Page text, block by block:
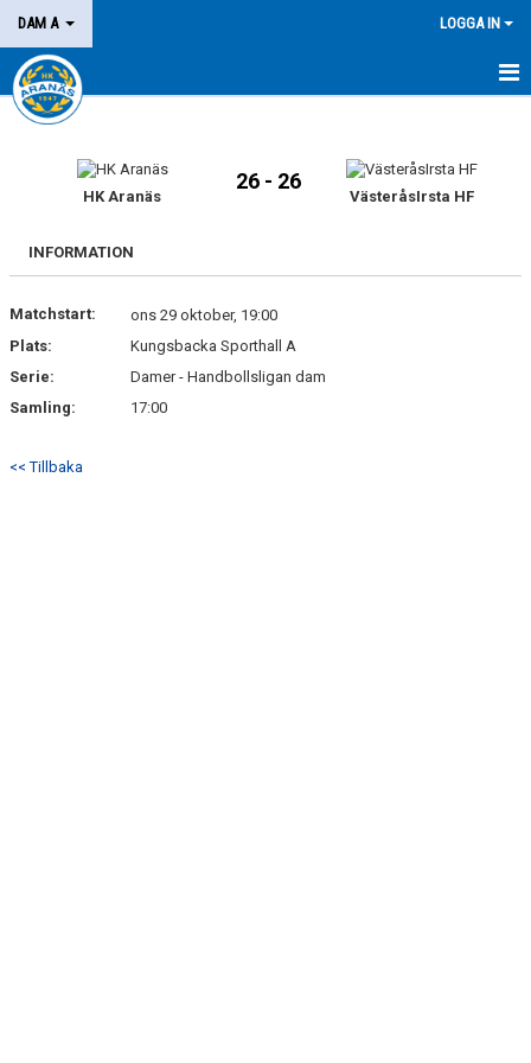
DAM A LOGGA IN
HEM
MATCHER
KONTAKT
HK Aranäs
26 - 26
VästeråsIrsta HF
INFORMATION
Matchstart:
ons 29 oktober, 19:00
Plats:
Kungsbacka Sporthall A
Serie:
Damer - Handbollsligan dam
Samling:
17:00
<< Tillbaka